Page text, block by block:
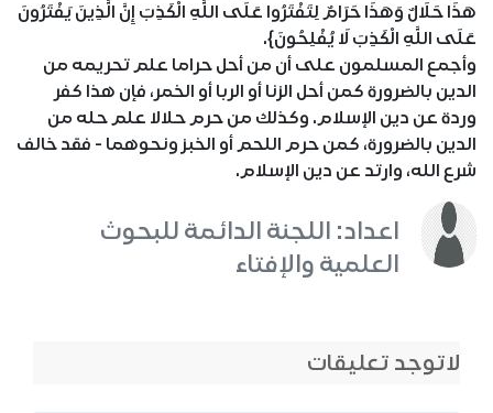
هَذَا حَلَالٌ وَهَذَا حَرَامٌ لِتَفْتَرُوا عَلَى اللَّهِ الْكَذِبَ إِنَّ الَّذِينَ يَفْتَرُونَ
عَلَى اللَّهِ الْكَذِبَ لَا يُفْلِحُونَ}.
وأجمع المسلمون على أن من أحل حراما علم تحريمه من
الدين بالضرورة كمن أحل الزنا أو الربا أو الخمر، فإن هذا كفر
وردة عن دين الإسلام. وكذلك من حرم حلالا علم حله من
الدين بالضرورة، كمن حرم اللحم أو الخبز ونحوهما - فقد خالف
شرع الله، وارتد عن دين الإسلام.
اعداد: اللجنة الدائمة للبحوث
العلمية والإفتاء
لاتوجد تعليقات